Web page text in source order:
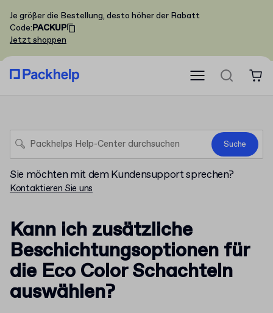
Je größer die Bestellung, desto höher der Rabatt
Code:PACKUP
Jetzt shoppen
Suche
Sie möchten mit dem Kundensupport sprechen?
Kontaktieren Sie uns
Kann ich zusätzliche
Beschichtungsoptionen für
die Eco Color Schachteln
auswählen?